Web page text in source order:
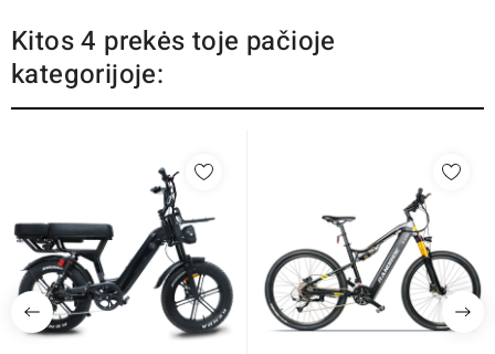
Kitos 4 prekės toje pačioje
kategorijoje: